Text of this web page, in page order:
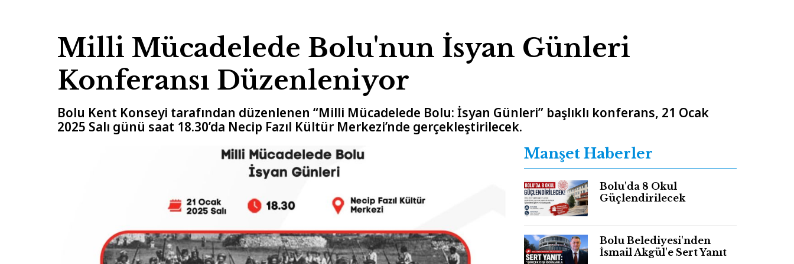
Milli Mücadelede Bolu'nun İsyan Günleri
Konferansı Düzenleniyor
Bolu Kent Konseyi tarafından düzenlenen “Milli Mücadelede Bolu: İsyan Günleri” başlıklı konferans, 21 Ocak
2025 Salı günü saat 18.30’da Necip Fazıl Kültür Merkezi’nde gerçekleştirilecek.
Manşet Haberler
Bolu'da 8 Okul
Güçlendirilecek
Bolu Belediyesi'nden
İsmail Akgül'e Sert Yanıt